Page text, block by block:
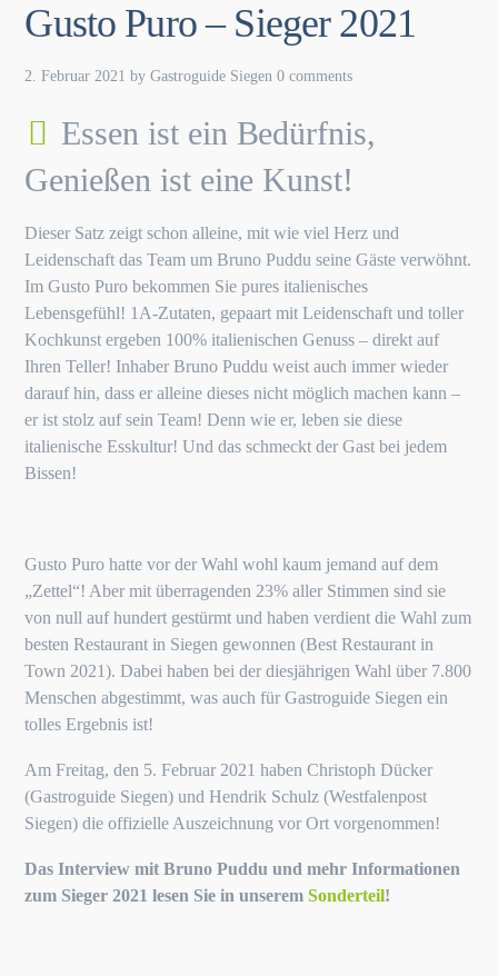
Gusto Puro – Sieger 2021
2. Februar 2021 byGastroguide Siegen 0 comments
Essen ist ein Bedürfnis,
Genießen ist eine Kunst!
Dieser Satz zeigt schon alleine, mit wie viel Herz und
Leidenschaft das Team um Bruno Puddu seine Gäste verwöhnt.
Im Gusto Puro bekommen Sie pures italienisches
Lebensgefühl! 1A-Zutaten, gepaart mit Leidenschaft und toller
Kochkunst ergeben 100% italienischen Genuss – direkt auf
Ihren Teller! Inhaber Bruno Puddu weist auch immer wieder
darauf hin, dass er alleine dieses nicht möglich machen kann –
er ist stolz auf sein Team! Denn wie er, leben sie diese
italienische Esskultur! Und das schmeckt der Gast bei jedem
Bissen!
Gusto Puro hatte vor der Wahl wohl kaum jemand auf dem
„Zettel“! Aber mit überragenden 23% aller Stimmen sind sie
von null auf hundert gestürmt und haben verdient die Wahl zum
besten Restaurant in Siegen gewonnen (Best Restaurant in
Town 2021). Dabei haben bei der diesjährigen Wahl über 7.800
Menschen abgestimmt, was auch für Gastroguide Siegen ein
tolles Ergebnis ist!
Am Freitag, den 5. Februar 2021 haben Christoph Dücker
(Gastroguide Siegen) und Hendrik Schulz (Westfalenpost
Siegen) die offizielle Auszeichnung vor Ort vorgenommen!
Das Interview mit Bruno Puddu und mehr Informationen
zum Sieger 2021 lesen Sie in unseremSonderteil!